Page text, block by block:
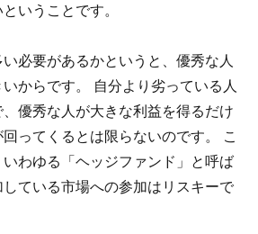
いうことです。
必要があるかというと、優秀な人
からです。 自分より劣っている人
優秀な人が大きな利益を得るだけ
ってくるとは限らないのです。 こ
わゆる「ヘッジファンド」と呼ば
ている市場への参加はリスキーで